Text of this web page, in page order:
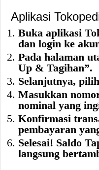
Aplikasi
Buka aplikasi
dan login ke
Pada halaman
Up & Tagihan”.
Selanjutnya,
Masukkan
nominal yang
Konfirmasi
pembayaran
Selesai! Saldo
langsung